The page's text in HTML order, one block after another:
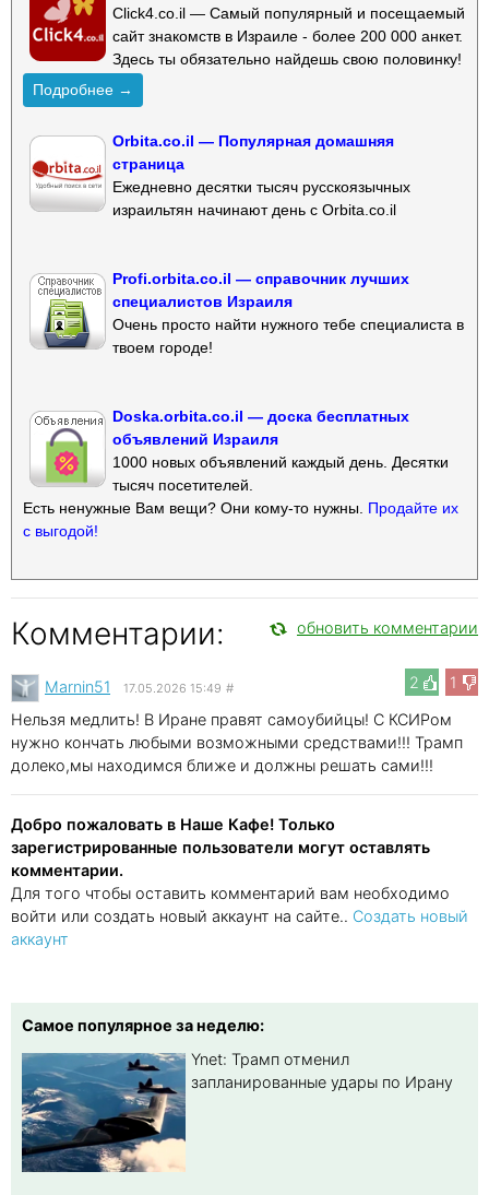
Click4.co.il — Самый популярный и посещаемый
сайт знакомств в Израиле - более 200 000 анкет.
Здесь ты обязательно найдешь свою половинку!
Подробнее →
Orbita.co.il — Популярная домашняя
страница
Ежедневно десятки тысяч русскоязычных
израильтян начинают день с Orbita.co.il
Profi.orbita.co.il — справочник лучших
специалистов Израиля
Очень просто найти нужного тебе специалиста в
твоем городе!
Doska.orbita.co.il — доска бесплатных
объявлений Израиля
1000 новых объявлений каждый день. Десятки
тысяч посетителей.
Есть ненужные Вам вещи? Они кому-то нужны. Продайте их
с выгодой!
Комментарии: обновить комментарии
2 1
Marnin51 17.05.2026 15:49 #
Нельзя медлить! В Иране правят самоубийцы! С КСИРом
нужно кончать любыми возможными средствами!!! Трамп
долеко,мы находимся ближе и должны решать сами!!!
Добро пожаловать в Наше Кафе! Только
зарегистрированные пользователи могут оставлять
комментарии.
Для того чтобы оставить комментарий вам необходимо
войти или создать новый аккаунт на сайте.. Создать новый
аккаунт
Самое популярное за неделю:
Ynet: Трамп отменил
запланированные удары по Ирану